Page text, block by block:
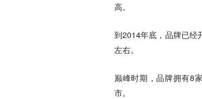
高。
到2014年底，品牌已经
左右。
巅峰时期，品牌拥有8
市。